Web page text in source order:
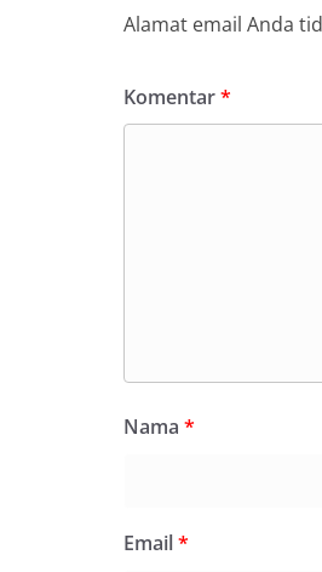
Alamat email Anda
Komentar*
Nama *
Email*